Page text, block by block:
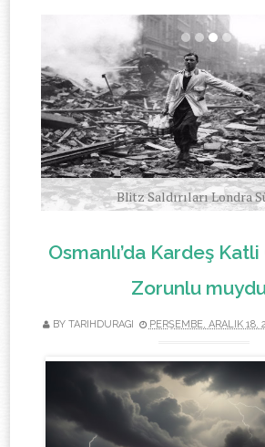
Blitz Saldırıları Londra
Beni Bekle Babacığım! Wait
Osmanlı’da Kardeş
Zorunlu
BY TARIHDURAGI PERŞEMBE, ARALIK 18,